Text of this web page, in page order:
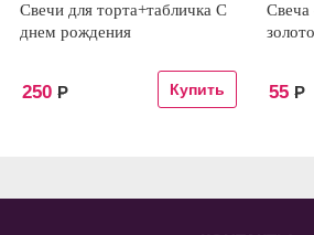
Свечи для торта+табличка С
днем рождения
250 Р
Свеча
55 Р